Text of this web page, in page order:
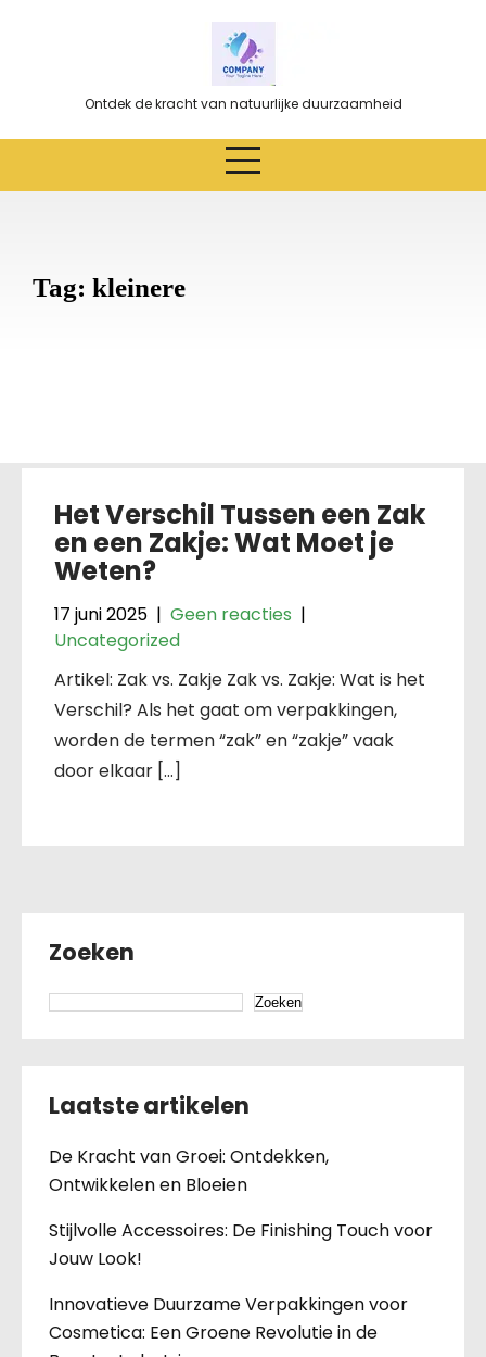
Ontdek de kracht van natuurlijke duurzaamheid
Tag: kleinere
Het Verschil Tussen een Zak
en een Zakje: Wat Moet je
Weten?
17 juni 2025 | Geen reacties |
Uncategorized
Artikel: Zak vs. Zakje Zak vs. Zakje: Wat is het
Verschil? Als het gaat om verpakkingen,
worden de termen “zak” en “zakje” vaak
door elkaar […]
Zoeken
Zoeken
Laatste artikelen
De Kracht van Groei: Ontdekken,
Ontwikkelen en Bloeien
Stijlvolle Accessoires: De Finishing Touch voor
Jouw Look!
Innovatieve Duurzame Verpakkingen voor
Cosmetica: Een Groene Revolutie in de